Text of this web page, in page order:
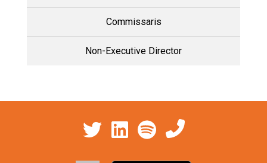
Commissaris
Non-Executive Director